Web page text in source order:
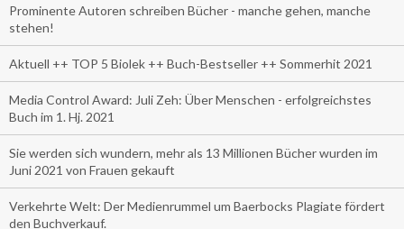
Prominente Autoren schreiben Bücher - manche gehen, manche
stehen!
Aktuell ++ TOP 5 Biolek ++ Buch-Bestseller ++ Sommerhit 2021
Media Control Award: Juli Zeh: Über Menschen - erfolgreichstes
Buch im 1. Hj. 2021
Sie werden sich wundern, mehr als 13 Millionen Bücher wurden im
Juni 2021 von Frauen gekauft
Verkehrte Welt: Der Medienrummel um Baerbocks Plagiate fördert
den Buchverkauf.